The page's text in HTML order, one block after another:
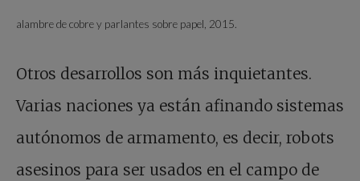
alambre de cobre y parlantes sobre papel, 2015.
Otros desarrollos son más inquietantes.
Varias naciones ya están afinando sistemas
autónomos de armamento, es decir, robots
asesinos para ser usados en el campo de